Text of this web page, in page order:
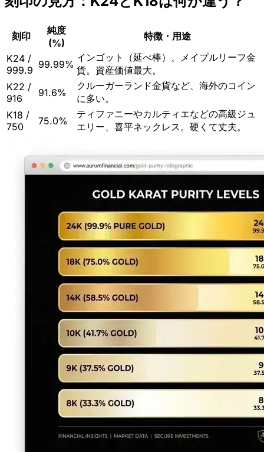
刻印
純度
(%)
特徴・用途
K24 /
999.9 99.99%
インゴット（延べ棒）、メイプルリーフ金
貨。資産価値最大。
K22 /
916
91.6%
クルーガーランド金貨など、海外のコイン
に多い。
K18 /
750
75.0%
ティファニーやカルティエなどの高級ジュ
エリー、喜平ネックレス。硬くて丈夫。